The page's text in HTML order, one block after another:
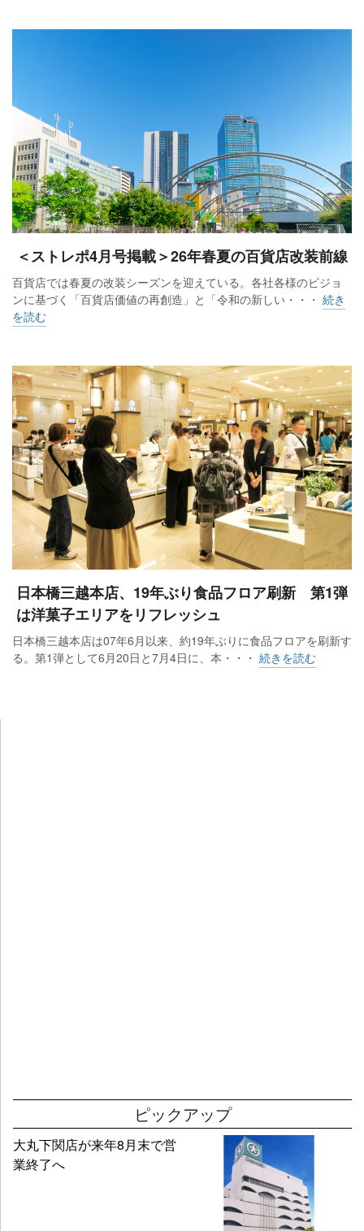
＜ストレポ4月号掲載＞26年春夏の百貨店改装前線
百貨店では春夏の改装シーズンを迎えている。各社各様のビジョ
ンに基づく「百貨店価値の再創造」と「令和の新しい・・・ 続き
を読む
日本橋三越本店、19年ぶり食品フロア刷新 第1弾
は洋菓子エリアをリフレッシュ
日本橋三越本店は07年6月以来、約19年ぶりに食品フロアを刷新す
る。第1弾として6月20日と7月4日に、本・・・ 続きを読む
ピックアップ
大丸下関店が来年8月末で営
業終了へ